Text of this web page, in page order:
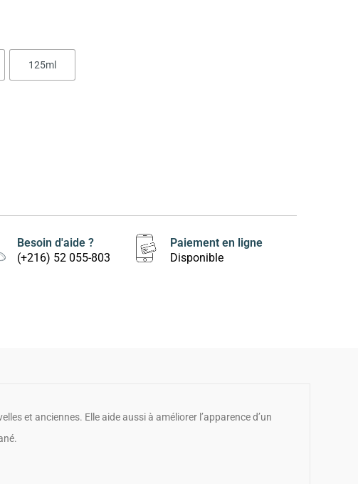
125ml
Besoin d'aide ?
(+216) 52 055-803
Paiement en ligne
Disponible
et anciennes. Elle aide aussi à améliorer l’apparence d’un